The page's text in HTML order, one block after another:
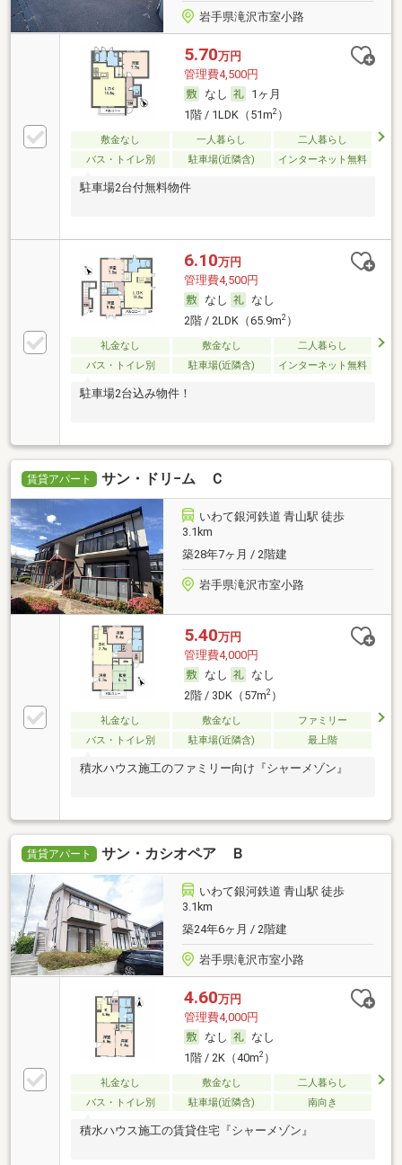
岩手県滝沢市室小路
5.70万円
管理費4,500円
なし
1ヶ月
1階 / 1LDK（51m2）
敷金なし 一人暮らし
二人暮らし
バス・トイレ別
駐車場(近隣含) インターネット無料
駐車場2台付無料物件
6.10万円
管理費4,500円
なし
なし
2階 / 2LDK（65.9m2）
礼金なし 敷金なし
二人暮らし
バス・トイレ別
駐車場(近隣含) インターネット無料
駐車場2台込み物件！
賃貸アパート サン・ドリ−ム Ｃ
いわて銀河鉄道 青山駅 徒歩
3.1km
築28年7ヶ月 / 2階建
岩手県滝沢市室小路
5.40万円
管理費4,000円
なし
なし
2階 / 3DK（57m2）
礼金なし 敷金なし
ファミリー
バス・トイレ別
駐車場(近隣含) 最上階
積水ハウス施工のファミリー向け『シャーメゾン』
賃貸アパート サン・カシオペア Ｂ
いわて銀河鉄道 青山駅 徒歩
3.1km
築24年6ヶ月 / 2階建
岩手県滝沢市室小路
4.60万円
管理費4,000円
なし
なし
1階 / 2K（40m2）
礼金なし 敷金なし
二人暮らし
バス・トイレ別
駐車場(近隣含) 南向き
積水ハウス施工の賃貸住宅『シャーメゾン』